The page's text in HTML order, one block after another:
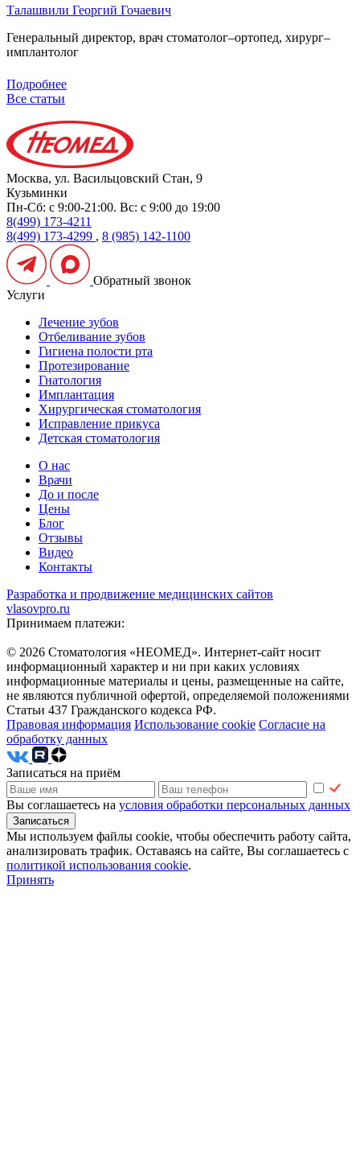
Талашвили Георгий Гочаевич
Генеральный директор, врач стоматолог–ортопед, хирург–
имплантолог
Подробнее
Все статьи
Москва, ул. Васильцовский Стан, 9
Кузьминки
Пн-Сб: с 9:00-21:00. Вс: с 9:00 до 19:00
8(499) 173-4211
8(499) 173-4299 , 8 (985) 142-1100
Обратный звонок
Услуги
Лечение зубов
Отбеливание зубов
Гигиена полости рта
Протезирование
Гнатология
Имплантация
Хирургическая стоматология
Исправление прикуса
Детская стоматология
О нас
Врачи
До и после
Цены
Блог
Отзывы
Видео
Контакты
Разработка и продвижение медицинских сайтов
vlasovpro.ru
Принимаем платежи:
© 2026 Стоматология «НЕОМЕД». Интернет-сайт носит
информационный характер и ни при каких условиях
информационные материалы и цены, размещенные на сайте,
не являются публичной офертой, определяемой положениями
Статьи 437 Гражданского кодекса РФ.
Правовая информация Использование cookie Согласие на
обработку данных
Записаться на приём
Вы соглашаетесь на условия обработки персональных данных
Мы используем файлы cookie, чтобы обеспечить работу сайта,
анализировать трафик. Оставаясь на сайте, Вы соглашаетесь с
политикой использования сookie.
Принять